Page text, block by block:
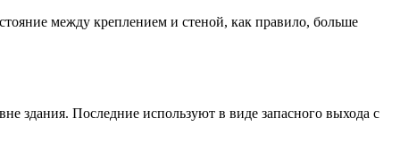
между креплением и стеной, как правило, больше
здания. Последние используют в виде запасного выхода с